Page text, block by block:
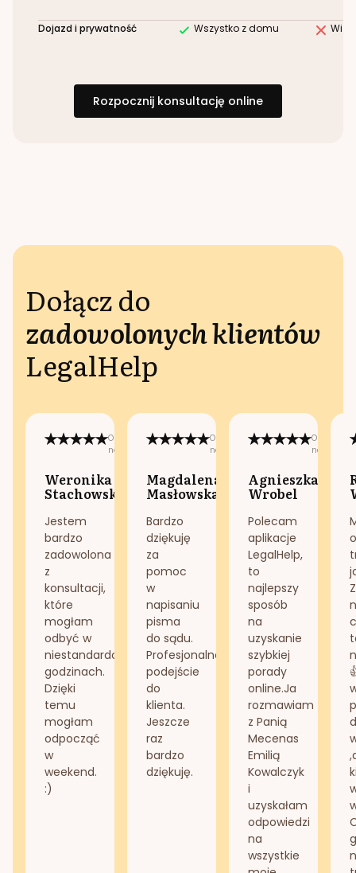
Dojazd i prywatność Wszystko z domu
Rozpocznij konsultację online
Dołącz do
zadowolonych klientów
LegalHelp
Opublikowano
na:
Weronika
Stachowska
Jestem
bardzo
zadowolona
z
konsultacji,
które
mogłam
odbyć w
niestandardowych
godzinach.
Dzięki
temu
mogłam
odpocząć
w
weekend.
:)
Opublikowano
na:
Magdalena
Masłowska
Bardzo
dziękuję
za
pomoc
w
napisaniu
pisma
do sądu.
Profesjonalne
podejście
do
klienta.
Jeszcze
raz
bardzo
dziękuję.
na:
Agnieszka
Wrobel
Polecam
aplikacje
LegalHelp,
to
najlepszy
sposób
na
uzyskanie
szybkiej
porady
online.Ja
rozmawiam
z Panią
Mecenas
Emilią
Kowalczyk
i
uzyskałam
odpowiedzi
na
wszystkie